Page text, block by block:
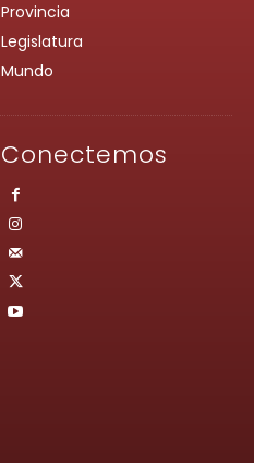
Provincia
Legislatura
Mundo
Conectemos